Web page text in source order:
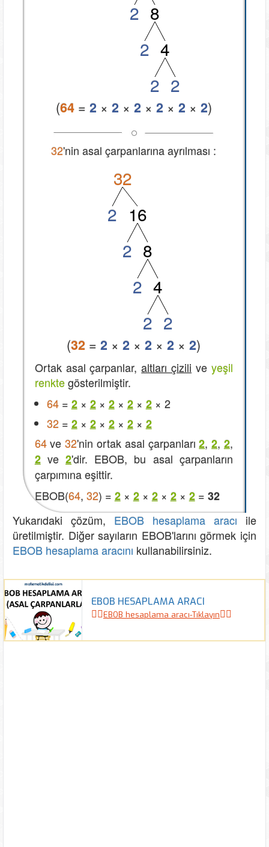
2
2
2
8
4
2
(64= 2 × 2 × 2 × 2 × 2 × 2)
32'nin asal çarpanlarına ayrılması :
2
2
2
2
2
3
6
1
8
4
2
(32 =2 ×2 ×2 ×2 ×2)
Ortak asal çarpanlar,altları çizili ve yeşil
renktegösterilmiştir.
64= 2× 2× 2× 2× 2× 2
32= 2× 2× 2× 2× 2
64ve32'nin ortak asal çarpanları2,2, 2,
2ve2'dir. EBOB, bu asal çarpanların
çarpımına eşittir.
EBOB(64, 32) = 2× 2× 2× 2× 2= 32
Yukarıdaki çözüm, EBOB hesaplama aracı ile
üretilmiştir. Diğer sayıların EBOB'larını görmek için
EBOB hesaplama aracını kullanabilirsiniz.
EBOB HESAPLAMA ARACI
👉🏻EBOB hesaplama aracı-Tıklayın👈🏻